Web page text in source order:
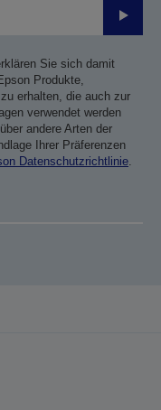
Sie sich damit
Produkte,
erhalten, die auch zur
verwendet werden
andere Arten der
Ihrer Präferenzen
Datenschutzrichtlinie.